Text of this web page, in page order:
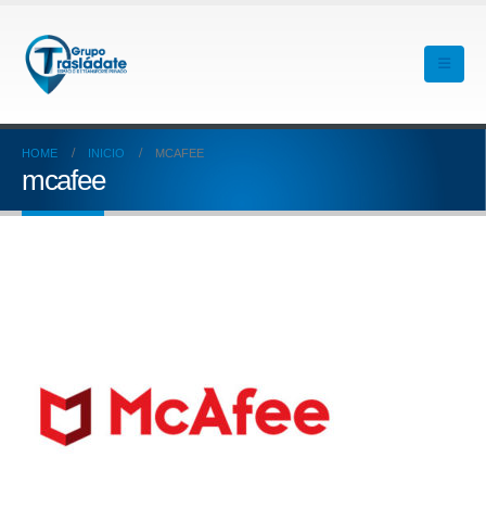
HOME INICIO MCAFEE
mcafee